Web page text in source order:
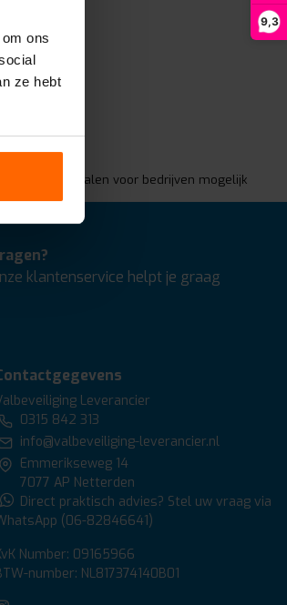
ons
ze hebt
9,3
Achteraf betalen voor bedrijven mogelijk
klantenservice helpt je graag
Leverancier
0315 842 313
info@valbeveiliging-leverancier.nl
Emmerikseweg 14
7077 AP Netterden
Direct praktisch advies? Stel uw vraag via
(06-82846641)
Number: 09165966
number: NL817374140B01